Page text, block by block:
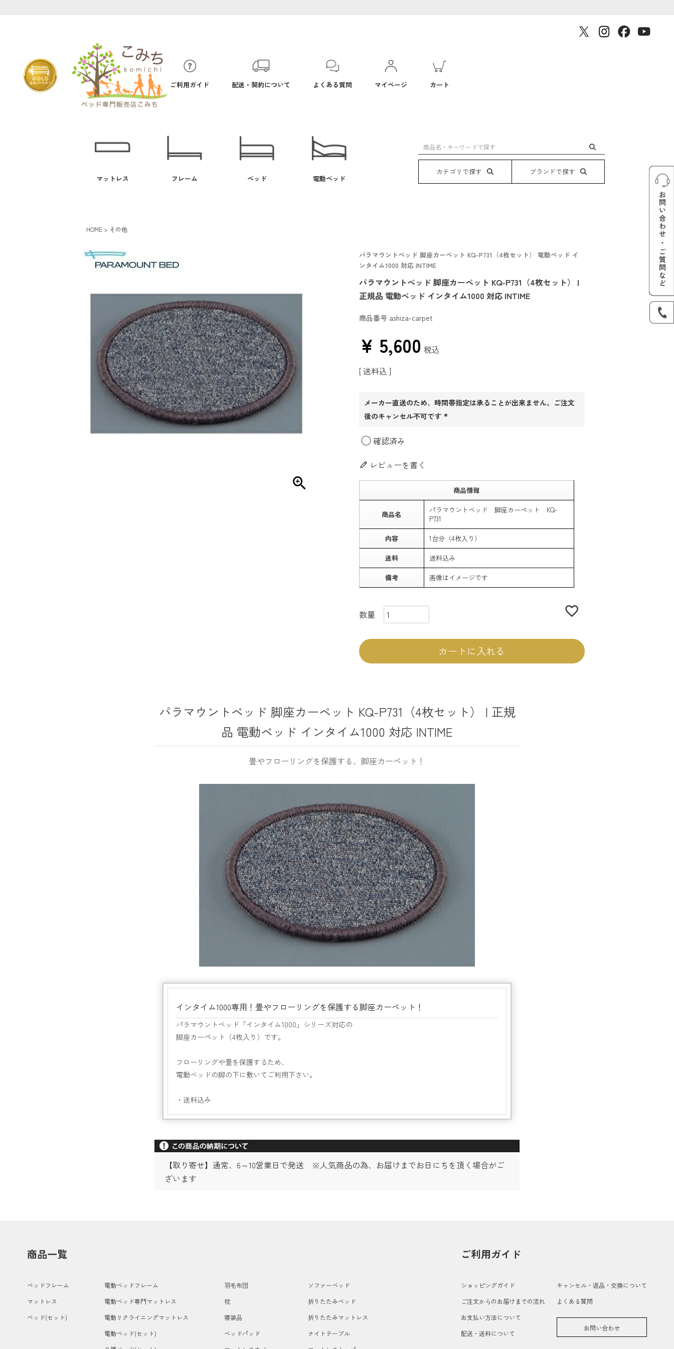
ご利用ガイド 配送・契約について よくある質問 マイページ カート
マットレス フレーム ベッド 電動ベッド
カテゴリで探す ブランドで探す
HOME その他
パラマウントベッド 脚座カーペット KQ-P731（4枚セット） 電動ベッド イ
ンタイム1000 対応 INTIME
パラマウントベッド 脚座カーペット KQ-P731（4枚セット） |
正規品 電動ベッド インタイム1000 対応 INTIME
商品番号 ashiza-carpet
¥ 5,600 税込
送料込
メーカー直送のため、時間帯指定は承ることが出来ません。ご注文
後のキャンセル不可です
確認済み
レビューを書く
商品情報
商品名
パラマウントベッド 脚座カーペット KQ-
P731
内容 1台分（4枚入り）
送料 送料込み
備考 画像はイメージです
カートに入れる
パラマウントベッド 脚座カーペット KQ-P731（4枚セット） | 正規
品 電動ベッド インタイム1000 対応 INTIME
畳やフローリングを保護する、脚座カーペット！
インタイム1000専用！畳やフローリングを保護する脚座カーペット！
パラマウントベッド「インタイム1000」シリーズ対応の
脚座カーペット（4枚入り）です。
フローリングや畳を保護するため、
電動ベッドの脚の下に敷いてご利用下さい。
・送料込み
【取り寄せ】通常、6～10営業日で発送 ※人気商品の為、お届けまでお日にちを頂く場合がご
ざいます
商品一覧
ベッドフレーム
マットレス
ベッド(セット)
電動ベッドフレーム
電動ベッド専門マットレス
電動リクライニングマットレス
電動ベッド(セット)
羽毛布団
枕
寝装品
ベッドパッド
ソファーベッド
折りたたみベッド
折りたたみマットレス
ナイトテーブル
ご利用ガイド
ショッピングガイド
ご注文からのお届けまでの流れ
お支払い方法について
配送・送料について
キャンセル・返品・交換について
よくある質問
お問い合わせ